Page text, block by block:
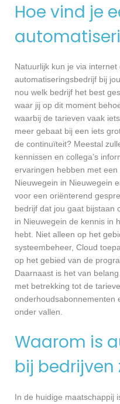
Hoe vind je
Natuurlijk kun je via
automatiseringsbedrijf bij
nou welk bedrijf het best
waar jij op dit moment
waarbij de tarieven vaak
meer gebaat bij een iets
de continuïteit? Meestal
kennissen en collega’s
ervaringen hebben met
Nieuwegein in Nieuwegein
voor een oriënterend
bedrijf dat jou gaat bijstaan
in Nieuwegein de kennis in
hebt. Niet alleen op het
systeembeheer, Cloud
op het gebied van de
Daarnaast is het van
met betrekking tot de
onderhoudsabonnementen
onder vallen.
Waarom is
bij bedrijven
In de huidige maatschappij